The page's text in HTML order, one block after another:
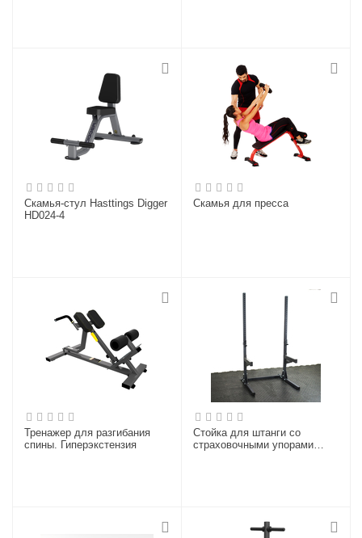
Скамья-стул Hasttings Digger
HD024-4
Скамья для пресса
Тренажер для разгибания
спины. Гиперэкстензия
Стойка для штанги со
страховочными упорами